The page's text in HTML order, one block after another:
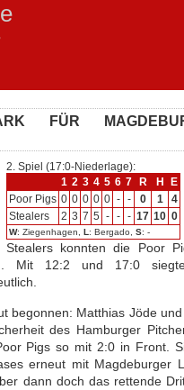
FÜR
2. Spiel (17:0-Niederlage):
1 2 3 4 5 6 7 R H
E
Poor Pigs 0 0 0 0 0 - - 0 1
4
Stealers
2 3 7 5 - - - 17 10 0
W: Ziegenhagen, L : Bergado, S: -
Stealers konnten die Poor
Mit 12:2 und 17:0
begonnen: Matthias Jöde
des Hamburger
Pigs so mit 2:0 in Front.
erneut mit Magdeburger
dann doch das rettende